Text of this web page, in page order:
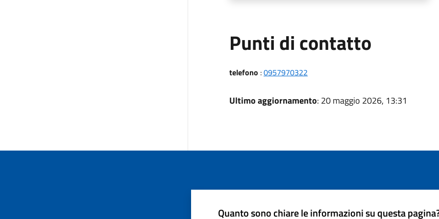
Punti di contatto
telefono :0957970322
Ultimo aggiornamento: 20 maggio 2026, 13:31
Quanto sono chiare le informazioni su questa